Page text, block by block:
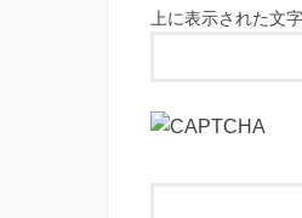
上に表示された文